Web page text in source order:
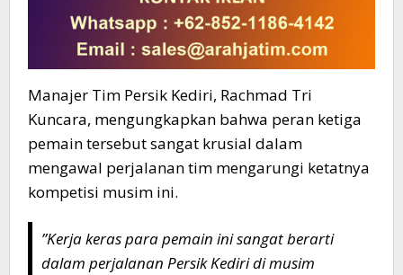
​Manajer Tim Persik Kediri, Rachmad Tri
Kuncara, mengungkapkan bahwa peran ketiga
pemain tersebut sangat krusial dalam
mengawal perjalanan tim mengarungi ketatnya
kompetisi musim ini.
​”Kerja keras para pemain ini sangat berarti
dalam perjalanan Persik Kediri di musim